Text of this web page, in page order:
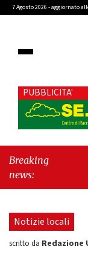
7 Agosto 2026 - aggiornato
PUBBLICITA'
Breaking
news:
Notizie locali
scritto da Redazione